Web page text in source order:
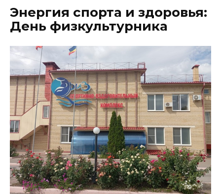
Энергия спорта и здоровья:
День физкультурника